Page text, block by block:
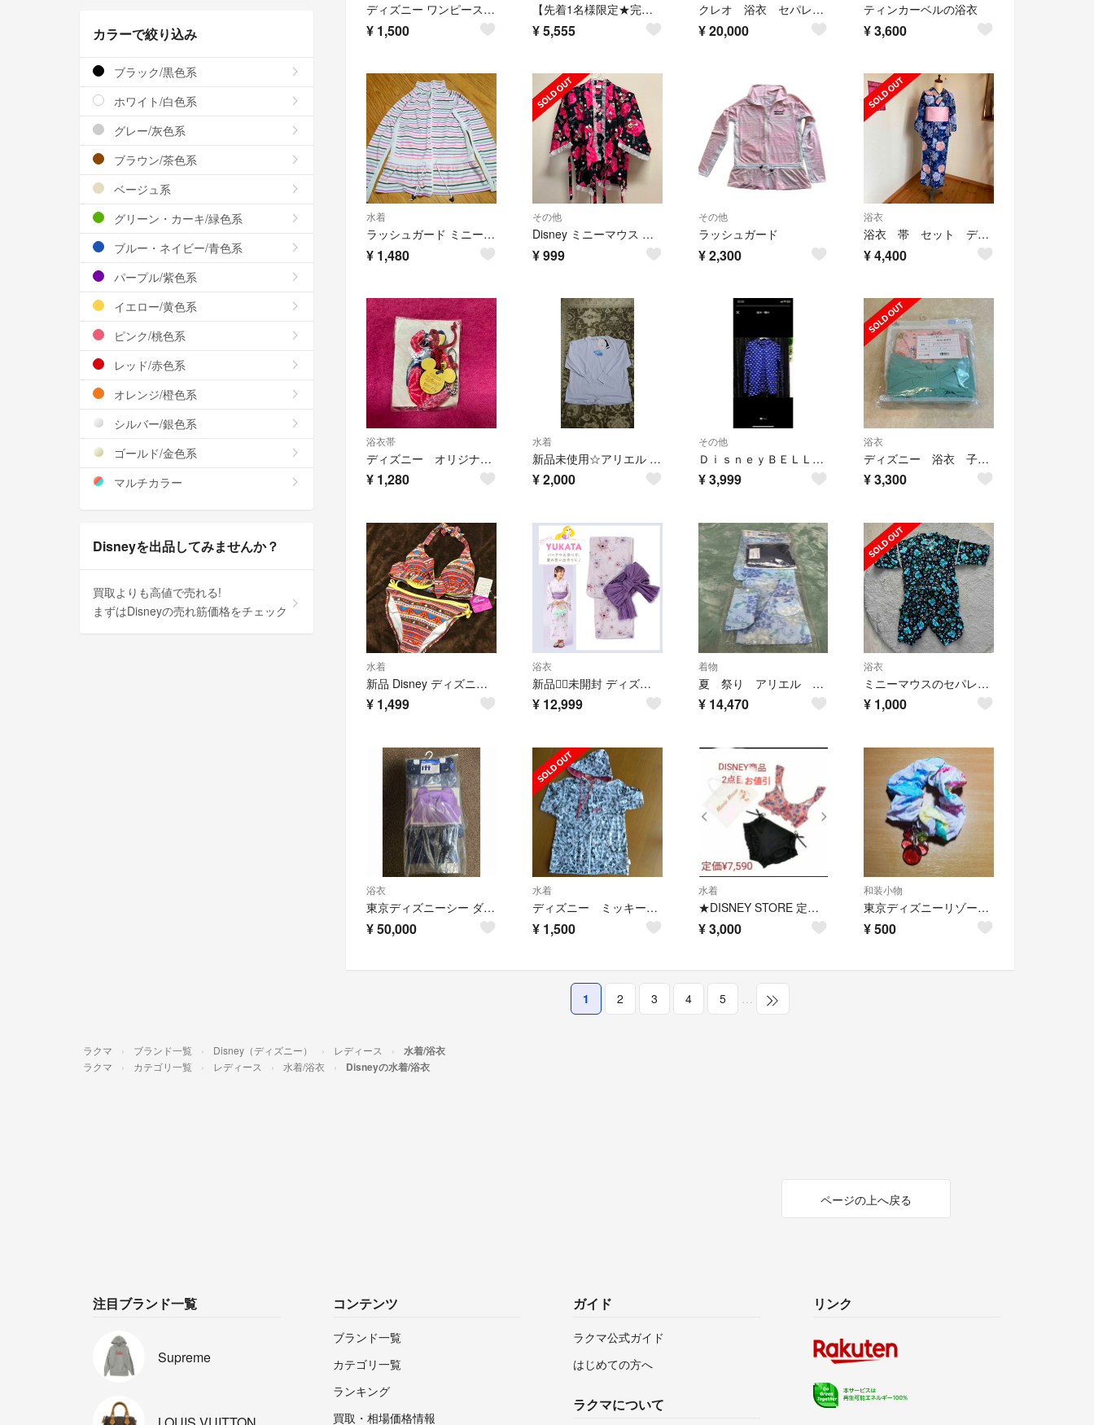
ディズニー ワンピース ラッシュガード
¥ 1,500
【先着1名様限定★完売品★新品未使用】ディズニー アリエル 浴衣 3点セット
¥5,555
クレオ 浴衣 セパレートタイプ
¥20,000
ティンカーベルの浴衣
¥3,600
水着
ラッシュガード ミニーマウス ディズニー
¥ 1,480
その他
Disney ミニーマウス 甚平
¥999
その他
ラッシュガード
¥2,300
浴衣
浴衣 帯 セット ディズニー 作り帯 青 ブルー
¥4,400
浴衣帯
ディズニー オリジナル帯飾り 新品未使用
¥ 1,280
水着
新品未使用☆アリエル ラッシュガード
¥2,000
その他
ＤｉｓｎｅｙＢＥＬＬＥ ＭＡＩＳＯＮミッキードット柄ラッシュガードパーカーM新品
¥3,999
浴衣
ディズニー 浴衣 子供用 アリエル
¥3,300
水着
新品 Disney ディズニー ミニー レディース ビキニ ブラウン 9 M
¥ 1,499
浴衣
新品︎♡⃛未開封 ディズニー ラプンツェル パスカル 浴衣 結び帯 2点セット
¥ 12,999
着物
夏 祭り アリエル 浴衣 5点セット ディズニー タグ付き
¥ 14,470
浴衣
ミニーマウスのセパレート浴衣(帯なし)Ｍサイズ
¥ 1,000
浴衣
東京ディズニーシー ダッフィー＆フレンズ サマーナイト・メロディー 浴衣
¥50,000
水着
ディズニー ミッキー 3Ｌ ラッシュガード タグ付き未使用
¥ 1,500
水着
★DISNEY STORE 定価¥7,590 新品タグ付き ミニー 水着 完売
¥3,000
和装小物
東京ディズニーリゾート オリジナル帯かざり 浴衣 ゆかた 隠れミッキー
¥500
1 2 3 4 5 …
カラーで絞り込み
ブラック/黒色系
ホワイト/白色系
グレー/灰色系
ブラウン/茶色系
ベージュ系
グリーン・カーキ/緑色系
ブルー・ネイビー/青色系
パープル/紫色系
イエロー/黄色系
ピンク/桃色系
レッド/赤色系
オレンジ/橙色系
シルバー/銀色系
ゴールド/金色系
マルチカラー
Disneyを出品してみませんか？
買取よりも高値で売れる!
まずはDisneyの売れ筋価格をチェック
ラクマ ブランド一覧 Disney（ディズニー） レディース 水着/浴衣
ラクマ カテゴリ一覧 レディース 水着/浴衣 Disneyの水着/浴衣
ページの上へ戻る
注目ブランド一覧
Supreme
コンテンツ
ブランド一覧
カテゴリ一覧
ランキング
買取・相場価格情報
ガイド
ラクマ公式ガイド
はじめての方へ
ラクマについて
リンク